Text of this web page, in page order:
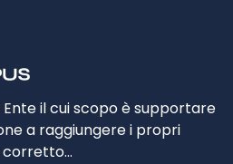
Ente il cui scopo è supportare
a raggiungere i propri
corretto…